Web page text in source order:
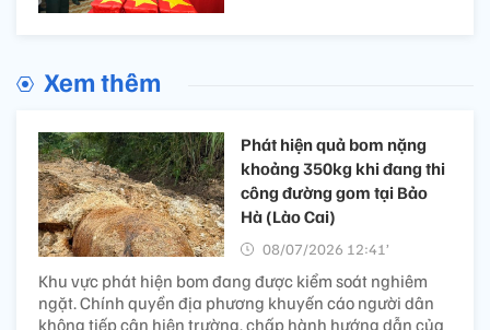
Xem thêm
Phát hiện quả bom nặng
khoảng 350kg khi đang thi
công đường gom tại Bảo
Hà (Lào Cai)
08/07/2026 12:41’
Khu vực phát hiện bom đang được kiểm soát nghiêm
ngặt. Chính quyền địa phương khuyến cáo người dân
không tiếp cận hiện trường, chấp hành hướng dẫn của